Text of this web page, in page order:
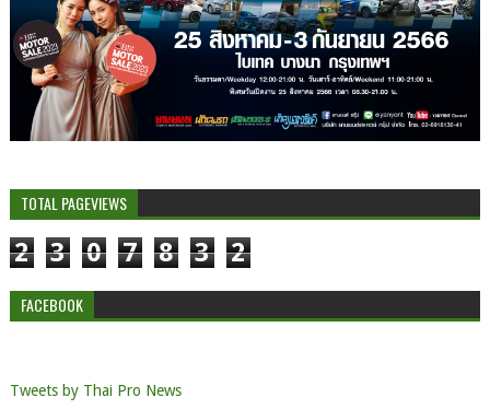
TOTAL PAGEVIEWS
2 3 0 7 8 3 2
FACEBOOK
Tweets by Thai Pro News